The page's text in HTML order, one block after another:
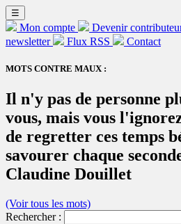
☰
Mon compte Devenir
newsletter
Flux RSS Contact
MOTS CONTRE MAUX :
Il n'y pas de personne
vous, mais vous
de regretter ces temps
savourer chaque
Claudine Douillet
(Voir tous les mots)
Rechercher :